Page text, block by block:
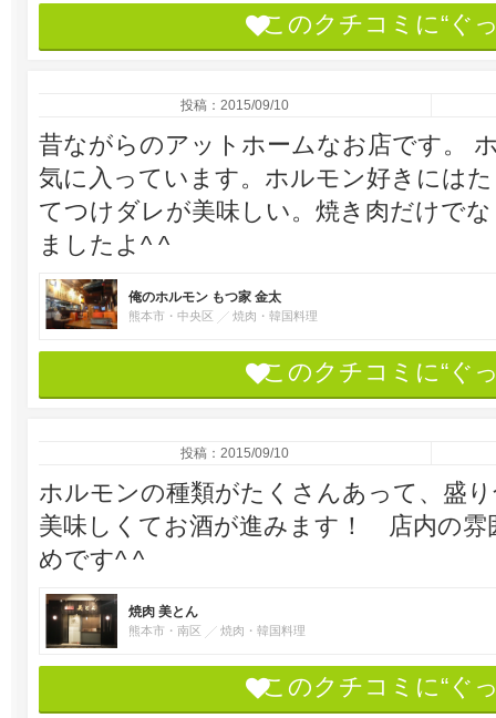
このクチコミに“ぐ
投稿：2015/09/10
昔ながらのアットホームなお店です。
気に入っています。ホルモン好きには
てつけダレが美味しい。焼き肉だけで
ましたよ^ ^
俺のホルモン もつ家 金太
熊本市・中央区 焼肉・韓国料理
このクチコミに“ぐ
投稿：2015/09/10
ホルモンの種類がたくさんあって、盛
美味しくてお酒が進みます！ 店内の雰
めです^ ^
焼肉 美とん
熊本市・南区 焼肉・韓国料理
このクチコミに“ぐ